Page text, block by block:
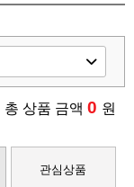
총 상품 금액 0 원
관심상품